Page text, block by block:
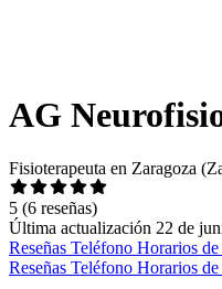
AG
Fisioterapeuta en Zaragoza
5 (6 reseñas)
Última actualización 22 de
Reseñas Teléfono Horarios de
Reseñas Teléfono Horarios de